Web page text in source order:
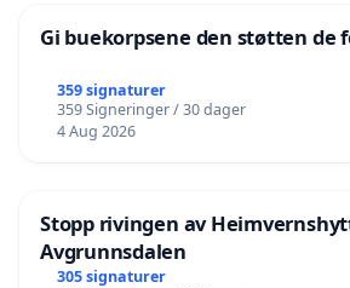
Gi buekorpsene den støtten de
359 signaturer
359 Signeringer / 30 dager
4 Aug 2026
Stopp rivingen av
Avgrunnsdalen
305 signaturer